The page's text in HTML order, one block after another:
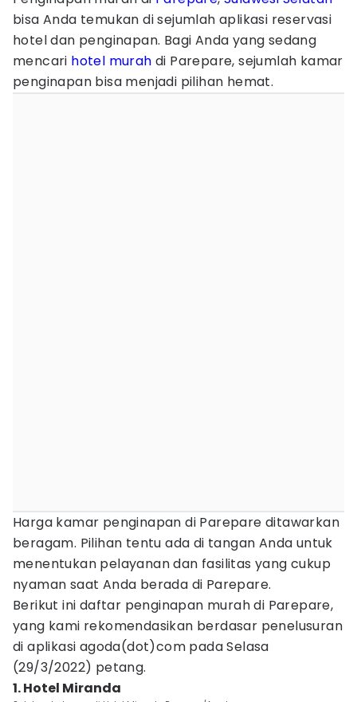
bisa Anda temukan di sejumlah aplikasi reservasi
hotel dan penginapan. Bagi Anda yang sedang
mencari hotel murah di Parepare, sejumlah kamar
penginapan bisa menjadi pilihan hemat.
Harga kamar penginapan di Parepare ditawarkan
beragam. Pilihan tentu ada di tangan Anda untuk
menentukan pelayanan dan fasilitas yang cukup
nyaman saat Anda berada di Parepare.
Berikut ini daftar penginapan murah di Parepare,
yang kami rekomendasikan berdasar penelusuran
di aplikasi agoda(dot)com pada Selasa
(29/3/2022) petang.
1. Hotel Miranda